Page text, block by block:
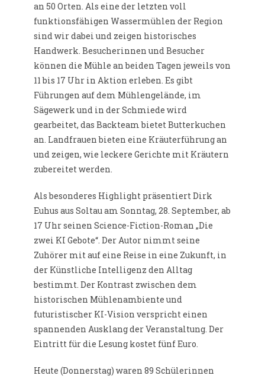
an 50 Orten. Als eine der letzten voll
funktionsfähigen Wassermühlen der Region
sind wir dabei und zeigen historisches
Handwerk. Besucherinnen und Besucher
können die Mühle an beiden Tagen jeweils von
11 bis 17 Uhr in Aktion erleben. Es gibt
Führungen auf dem Mühlengelände, im
Sägewerk und in der Schmiede wird
gearbeitet, das Backteam bietet Butterkuchen
an. Landfrauen bieten eine Kräuterführung an
und zeigen, wie leckere Gerichte mit Kräutern
zubereitet werden.
Als besonderes Highlight präsentiert Dirk
Euhus aus Soltau am Sonntag, 28. September, ab
17 Uhr seinen Science-Fiction-Roman „Die
zwei KI Gebote“. Der Autor nimmt seine
Zuhörer mit auf eine Reise in eine Zukunft, in
der Künstliche Intelligenz den Alltag
bestimmt. Der Kontrast zwischen dem
historischen Mühlenambiente und
futuristischer KI-Vision verspricht einen
spannenden Ausklang der Veranstaltung. Der
Eintritt für die Lesung kostet fünf Euro.
Heute (Donnerstag) waren 89 Schülerinnen